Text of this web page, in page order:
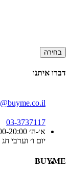
בחירה
דברו איתנו
03-3737117
א׳-ה׳ 9:00-20:00
יום ו׳ וערבי חג 9:00-15:00
BUYME